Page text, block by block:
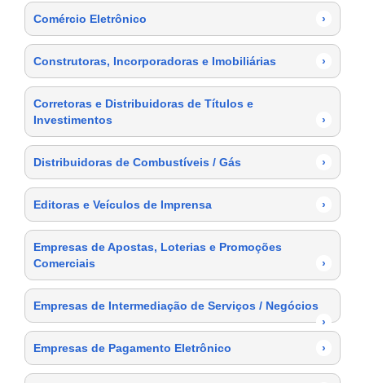
Comércio Eletrônico ›
Construtoras, Incorporadoras e Imobiliárias ›
Corretoras e Distribuidoras de Títulos e
Investimentos
›
Distribuidoras de Combustíveis / Gás ›
Editoras e Veículos de Imprensa ›
Empresas de Apostas, Loterias e Promoções
Comerciais
›
Empresas de Intermediação de Serviços / Negócios
›
Empresas de Pagamento Eletrônico
›